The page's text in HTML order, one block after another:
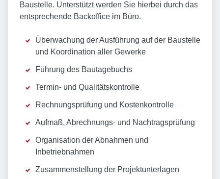
Baustelle. Unterstützt werden Sie hierbei durch das
entsprechende Backoffice im Büro.
Überwachung der Ausführung auf der Baustelle
und Koordination aller Gewerke
Führung des Bautagebuchs
Termin- und Qualitätskontrolle
Rechnungsprüfung und Kostenkontrolle
Aufmaß, Abrechnungs- und Nachtragsprüfung
Organisation der Abnahmen und
Inbetriebnahmen
Zusammenstellung der Projektunterlagen